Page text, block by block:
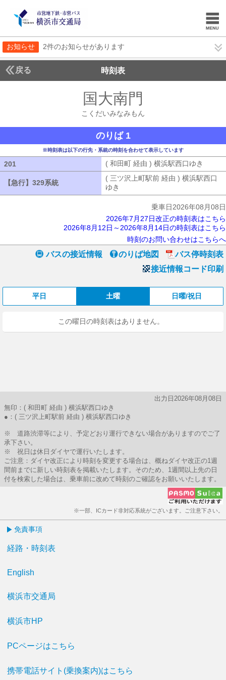
お知らせ 2件のお知らせがあります
戻る 時刻表
国大南門
こくだいみなみもん
のりば 1
※時刻表は以下の行先・系統の時刻を合わせて表示しています
201 ( 和田町 経由 ) 横浜駅西口ゆき
【急行】329系統 【急行】329系統
( 三ツ沢上町駅前 経由 ) 横浜駅西口
ゆき
乗車日2026年08月08日
2026年7月27日改正の時刻表はこちら
2026年8月12日～2026年8月14日の時刻表はこちら
時刻のお問い合わせはこちらへ
バスの接近情報 のりば地図
バス停時刻表
接近情報コード印刷
平日 土曜 日曜/祝日
この曜日の時刻表はありません。
出力日2026年08月08日
無印：( 和田町 経由 ) 横浜駅西口ゆき
●：( 三ツ沢上町駅前 経由 ) 横浜駅西口ゆき
※ 道路渋滞等により、予定どおり運行できない場合がありますのでご了
承下さい。
※ 祝日は休日ダイヤで運行いたします。
ご注意：ダイヤ改正により時刻を変更する場合は、概ねダイヤ改正の1週
間前までに新しい時刻表を掲載いたします。そのため、1週間以上先の日
付を検索した場合は、乗車前に改めて時刻のご確認をお願いいたします。
※一部、ICカード非対応系統がございます。ご注意下さい。
免責事項
経路・時刻表
English
横浜市交通局
横浜市HP
PCページはこちら
携帯電話サイト(乗換案内)はこちら